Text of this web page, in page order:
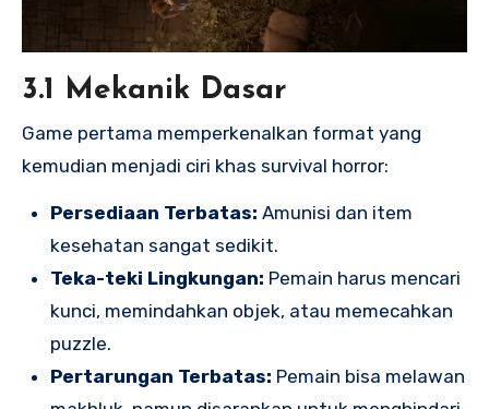
3.1 Mekanik Dasar
Game pertama memperkenalkan format yang
kemudian menjadi ciri khas survival horror:
Persediaan Terbatas: Amunisi dan item
kesehatan sangat sedikit.
Teka-teki Lingkungan: Pemain harus mencari
kunci, memindahkan objek, atau memecahkan
puzzle.
Pertarungan Terbatas: Pemain bisa melawan